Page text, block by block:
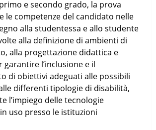
e secondo grado, la prova
le competenze del candidato nelle
alla studentessa e allo studente
alla definizione di ambienti di
alla progettazione didattica e
l’inclusione e il
di obiettivi adeguati alle possibili
differenti tipologie di disabilità,
l’impiego delle tecnologie
uso presso le istituzioni